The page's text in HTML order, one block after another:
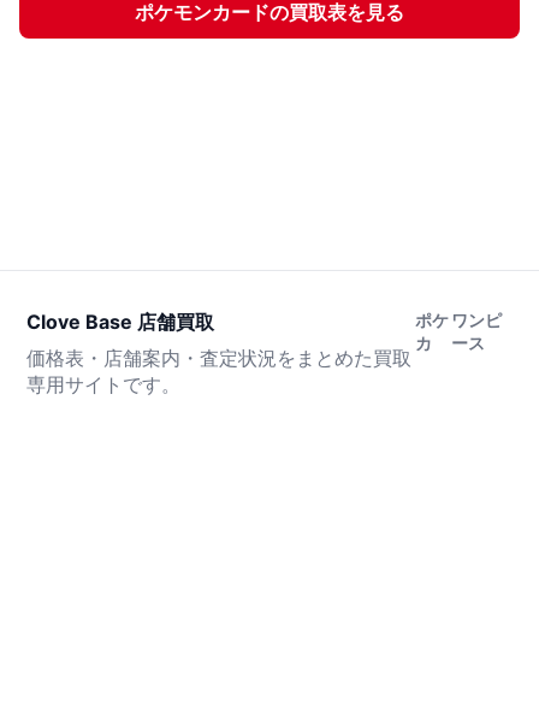
ポケモンカードの買取表を見る
Clove Base 店舗買取
価格表・店舗案内・査定状況をまとめた買取
専用サイトです。
ポケ
カ
ワンピ
ース